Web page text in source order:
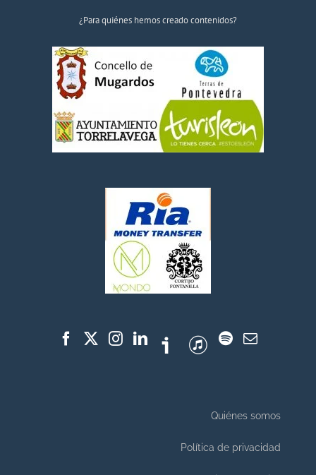
¿Para quiénes hemos creado contenidos?
Quiénes somos
Política de privacidad